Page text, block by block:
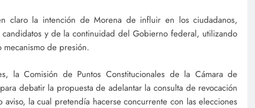
claro la intención de Morena de influir en los ciudadanos,
y de la continuidad del Gobierno federal, utilizando
mecanismo de presión.
la Comisión de Puntos Constitucionales de la Cámara de
debatir la propuesta de adelantar la consulta de revocación
aviso, la cual pretendía hacerse concurrente con las elecciones